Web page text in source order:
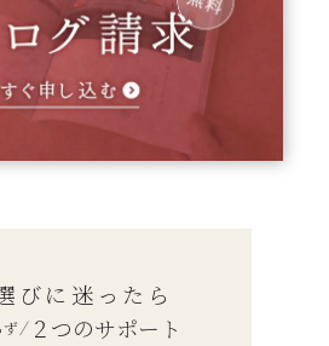
びに迷ったら
ず ２つのサポート